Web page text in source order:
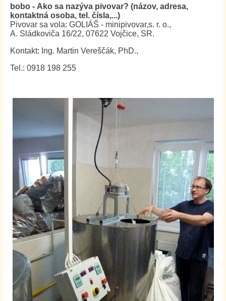
bobo - Ako sa nazýva pivovar? (názov, adresa,
kontaktná osoba, tel. čísla,...)
Pivovar sa vola: GOLIÁŠ - minipivovar,s. r. o.,
A. Sládkoviča 16/22, 07622 Vojčice, SR.
Kontakt: Ing. Martin Vereščák, PhD.,
Tel.: 0918 198 255